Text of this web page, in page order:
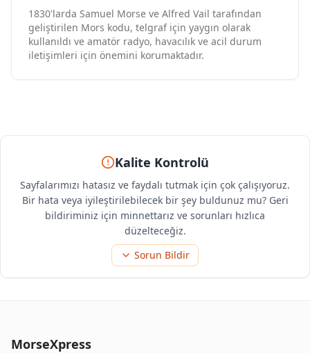
1830'larda Samuel Morse ve Alfred Vail tarafından
geliştirilen Mors kodu, telgraf için yaygın olarak
kullanıldı ve amatör radyo, havacılık ve acil durum
iletişimleri için önemini korumaktadır.
Kalite Kontrolü
Sayfalarımızı hatasız ve faydalı tutmak için çok çalışıyoruz.
Bir hata veya iyileştirilebilecek bir şey buldunuz mu? Geri
bildiriminiz için minnettarız ve sorunları hızlıca
düzelteceğiz.
Sorun Bildir
MorseXpress